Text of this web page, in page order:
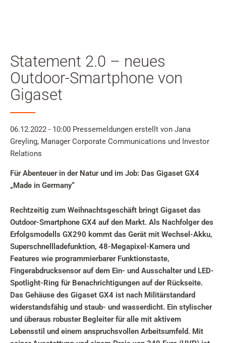
Zur Suche
Zur Sprachauswahl
Zu den Cookie Einstellungen
Shift+Alt+A
Statement 2.0 – neues
Outdoor-Smartphone von
Gigaset
06.12.2022 - 10:00 Pressemeldungen erstellt von Jana
Greyling, Manager Corporate Communications und Investor
Relations
Für Abenteuer in der Natur und im Job: Das Gigaset GX4
„Made in Germany“
Rechtzeitig zum Weihnachtsgeschäft bringt Gigaset das
Outdoor-Smartphone GX4 auf den Markt. Als Nachfolger des
Erfolgsmodells GX290 kommt das Gerät mit Wechsel-Akku,
Superschnellladefunktion, 48-Megapixel-Kamera und
Features wie programmierbarer Funktionstaste,
Fingerabdrucksensor auf dem Ein- und Ausschalter und LED-
Spotlight-Ring für Benachrichtigungen auf der Rückseite.
Das Gehäuse des Gigaset GX4 ist nach Militärstandard
widerstandsfähig und staub- und wasserdicht. Ein stylischer
und überaus robuster Begleiter für alle mit aktivem
Lebensstil und einem anspruchsvollen Arbeitsumfeld. Mit